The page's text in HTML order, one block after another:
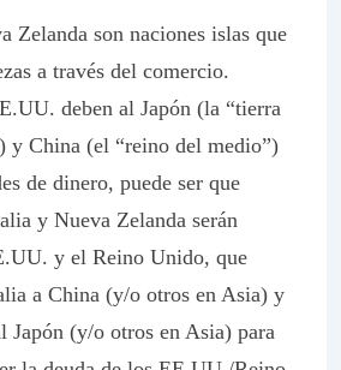
Zelanda son naciones islas que
a través del comercio.
deben al Japón (la “tierra
y China (el “reino del medio”)
de dinero, puede ser que
y Nueva Zelanda serán
y el Reino Unido, que
a China (y/o otros en Asia) y
Japón (y/o otros en Asia) para